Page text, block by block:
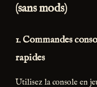
(sans mods)
1. Commandes
rapides
Utilisez la console en